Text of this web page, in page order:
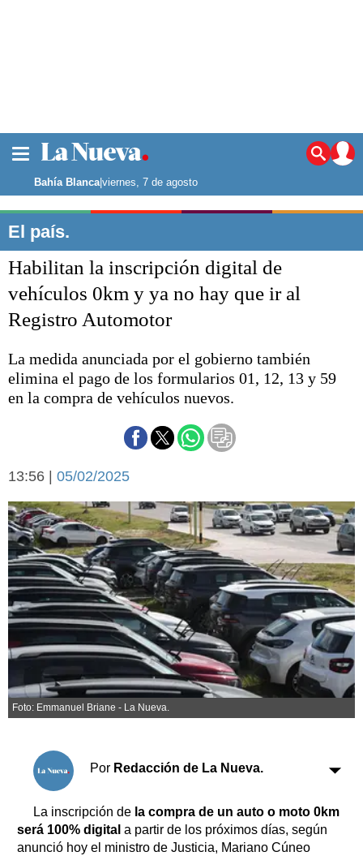
Noticias
La ciudad
Punta Alta
El mundo
Seguridad
Deportes
Escenario Olímpico
Liga del Sur
Básquetbol
Fútbol
Aplausos
Economía y campo
Con el campo
Espacio empresas
Sociedad y tiempo
libre
Sociedad
Tecnología
Turismo
Salud
Es viral
El tiempo
Cartón Lleno
Fúnebres
Horóscopo
Suplementos
Servicios
Farmacias
Transportes
Loterías
Bahía Blanca|viernes, 7 de agosto
El país.
Habilitan la inscripción digital de
vehículos 0km y ya no hay que ir al
Registro Automotor
La medida anunciada por el gobierno también
elimina el pago de los formularios 01, 12, 13 y 59
en la compra de vehículos nuevos.
13:56 | 05/02/2025
Foto: Emmanuel Briane - La Nueva.
Por Redacción de La Nueva.
La inscripción de la compra de un auto o moto 0km
será 100% digital a partir de los próximos días, según
anunció hoy el ministro de Justicia, Mariano Cúneo